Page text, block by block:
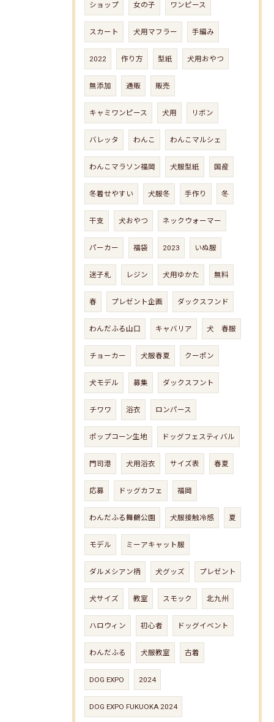
ショップ 女の子 ワンピース
スカート 犬用マフラー 手編み
2022 作り方 型紙 犬用おやつ
無添加 通販 販売
キャミワンピース 犬用 リボン
バレッタ わんこ わんこマルシェ
わんこマラソン福岡 犬服型紙 国産
冬着せやすい 犬服冬 手作り 冬
干支 犬おやつ ネックウォーマー
パーカー 福袋 2023 いぬ服
迷子札 レジン 犬用ゆかた 無料
春 プレゼント企画 ダックスフンド
わんだふる山口 キャバリア 犬 春服
チョーカー 犬服春夏 クーポン
犬モデル 募集 ダックスフント
チワワ 浴衣 ロンパース
ポップコーン生地 ドッグフェスティバル
門司港 犬用浴衣 サイズ表 春夏
応募 ドッグカフェ 福岡
わんだふる舞鶴公園 犬服接触冷感 夏
モデル ミーアキャット服
ダルメシアン柄 犬グッズ プレゼント
犬サイズ 教室 スモック 北九州
ハロウィン 初心者 ドッグイベント
わんだふる 犬服教室 古着
DOG EXPO 2024
DOG EXPO FUKUOKA 2024